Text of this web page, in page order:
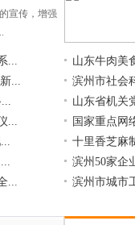
宣传，增强
...
...
...
...
山东牛肉美
滨州市社会
山东省机关
国家重点网
十里香芝麻
滨州50家企
滨州市城市